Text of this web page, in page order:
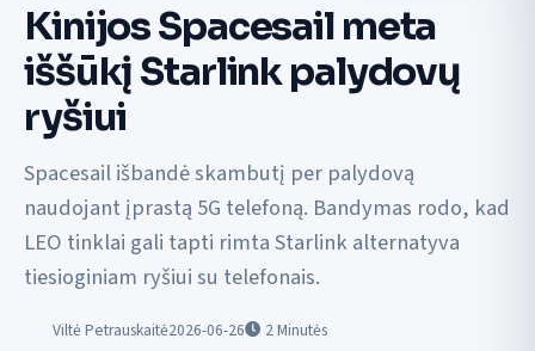
Kinijos Spacesail meta
iššūkį Starlink palydovų
ryšiui
Spacesail išbandė skambutį per palydovą
naudojant įprastą 5G telefoną. Bandymas rodo, kad
LEO tinklai gali tapti rimta Starlink alternatyva
tiesioginiam ryšiui su telefonais.
Viltė Petrauskaitė2026-06-26 2Minutės